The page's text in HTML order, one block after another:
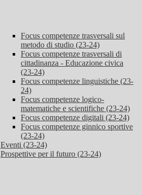
Focus competenze trasversali sul
metodo di studio (23-24)
Focus competenze trasversali di
cittadinanza - Educazione civica
(23-24)
Focus competenze linguistiche (23-
24)
Focus competenze logico-
matematiche e scientifiche (23-24)
Focus competenze digitali (23-24)
Focus competenze ginnico sportive
(23-24)
Eventi (23-24)
Prospettive per il futuro (23-24)